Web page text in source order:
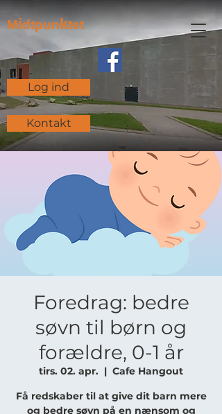
Midtpunktet
Log ind
Kontakt
Foredrag: bedre
søvn til børn og
forældre, 0-1 år
tirs. 02. apr.
  |
Cafe Hangout
Få redskaber til at give dit barn mere
og bedre søvn på en nænsom og